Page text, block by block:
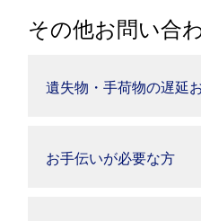
その他お問い合
遺失物・手荷物の遅延
お手伝いが必要な方